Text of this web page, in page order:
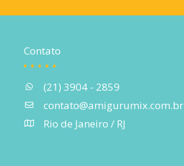
Contato
(21) 3904 - 2859
contato@amigurumix.com.br
Rio de Janeiro / RJ